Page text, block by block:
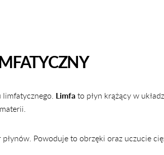
Limfa to płyn krążący w
Powoduje to obrzęki oraz uczucie